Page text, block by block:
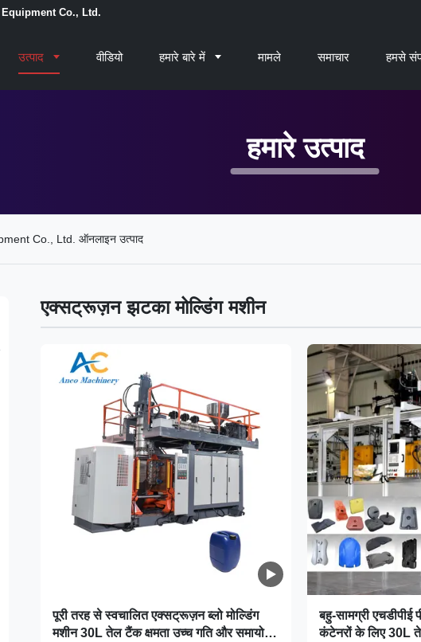
Co., Ltd.
उत्पाद वीडियो हमारे बारे में मामले समाचार हमसे
हमारे उत्पाद
Co., Ltd. ऑनलाइन उत्पाद
एक्सट्रूज़न झटका मोल्डिंग मशीन
पूरी तरह से स्वचालित एक्सट्रूज़न ब्लो मोल्डिंग
मशीन 30L तेल टैंक क्षमता उच्च गति और समायोज्य
बहु-सामग्री एचडीपीई
कंटेनरों के लिए 30L